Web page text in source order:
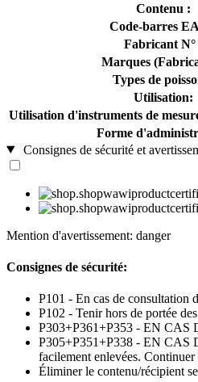
Contenu :
Code-barres
Fabricant N°
Marques
Types de
Utilisation:
Utilisation d'instruments de
Forme
Consignes de sécurité et
Mention d'avertissement: danger
Consignes de sécurité:
P101 - En cas de consultation
P102 - Tenir hors de portée
P303+P361+P353 - EN CAS
P305+P351+P338 - EN CAS
facilement enlevées. Continuer
Éliminer le contenu/récipient